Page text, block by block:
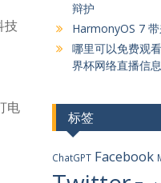
技
电
辩护
HarmonyOS 7
哪里可以免费观
界杯网络直播信息
标签
ChatGPT Facebook